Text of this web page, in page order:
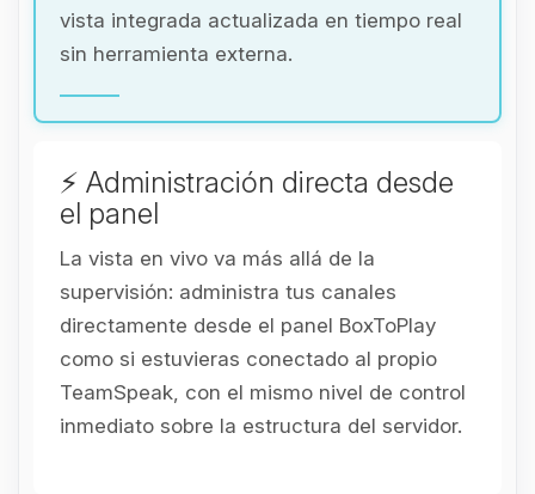
vista integrada actualizada en tiempo real
sin herramienta externa.
⚡ Administración directa desde
el panel
La vista en vivo va más allá de la
supervisión: administra tus canales
directamente desde el panel BoxToPlay
como si estuvieras conectado al propio
TeamSpeak, con el mismo nivel de control
inmediato sobre la estructura del servidor.